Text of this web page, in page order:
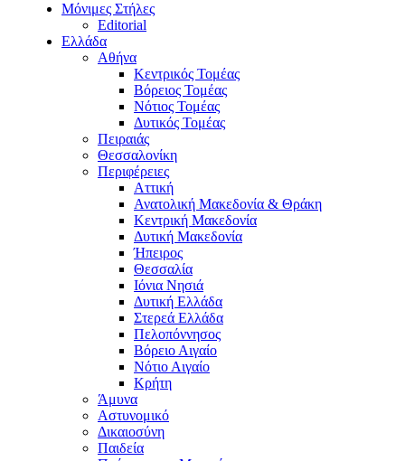
Μόνιμες Στήλες
Editorial
Ελλάδα
Αθήνα
Κεντρικός Τομέας
Βόρειος Τομέας
Νότιος Τομέας
Δυτικός Τομέας
Πειραιάς
Θεσσαλονίκη
Περιφέρειες
Αττική
Ανατολική Μακεδονία & Θράκη
Κεντρική Μακεδονία
Δυτική Μακεδονία
Ήπειρος
Θεσσαλία
Ιόνια Νησιά
Δυτική Ελλάδα
Στερεά Ελλάδα
Πελοπόννησος
Βόρειο Αιγαίο
Νότιο Αιγαίο
Κρήτη
Άμυνα
Αστυνομικό
Δικαιοσύνη
Παιδεία